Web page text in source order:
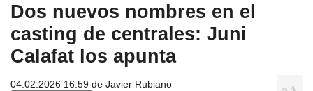
Dos nuevos nombres en el
casting de centrales: Juni
Calafat los apunta
04.02.2026 16:59 de Javier Rubiano